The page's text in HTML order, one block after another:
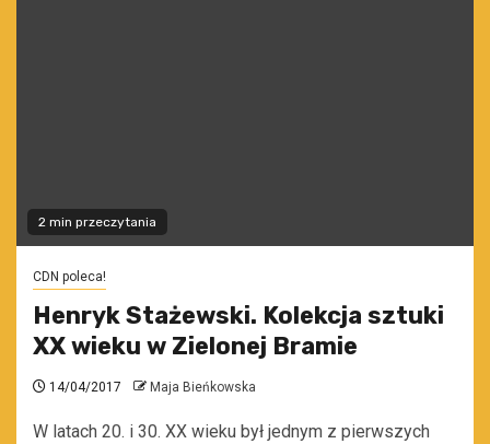
2 min przeczytania
CDN poleca!
Henryk Stażewski. Kolekcja sztuki
XX wieku w Zielonej Bramie
14/04/2017 Maja Bieńkowska
W latach 20. i 30. XX wieku był jednym z pierwszych